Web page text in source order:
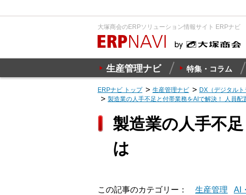
大塚商会のERPソリューション情報サイト ERPナビ
生産管理ナビ 特集・コラム
ERPナビ トップ 生産管理ナビ
DX（デジタル
製造業の人手不足と付帯業務をAIで解決！ 人員配
製造業の人手不
は
この記事のカテゴリー 生産管理 AI